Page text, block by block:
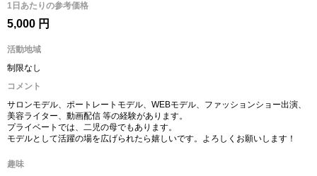
1日あたりの参考価格
5,000 円
活動地域
制限なし
コメント
サロンモデル、ポートレートモデル、WEBモデル、ファッションショー出演、
美容ライター、動画配信 等の経験があります。
プライベートでは、二児の母でもあります。
モデルとして活躍の場を広げられたら嬉しいです。よろしくお願いします！
趣味